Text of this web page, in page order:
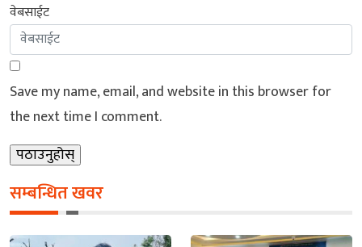
वेबसाईट
Save my name, email, and website in this browser for
the next time I comment.
सम्बन्धित खवर